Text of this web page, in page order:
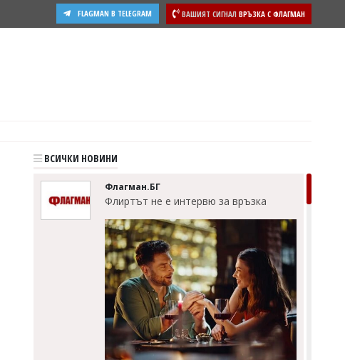
ВАШИЯТ СИГНАЛ ВРЪЗКА С ФЛАГМАН
FLAGMAN В TELEGRAM
ВСИЧКИ НОВИНИ
Флагман.БГ
Флиртът не е интервю за връзка